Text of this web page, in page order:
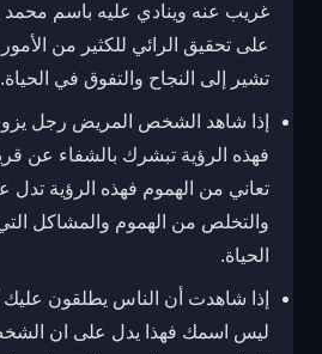
غريب عنه وينادي عليه باسم محمد
على تحقيق الرائي للكثير من
تشير إلى النجاح والتفوق في الحياة.
إذا شاهد الشخص المريض رجل
فهذه الرؤية تبشرك بالشفاء عن
تعاني من الهموم فهذه الرؤية تدل
والتخلص من الهموم والمشاكل
الحياة.
إذا شاهدت أن الناس يطلقون
ليس اسمك فهذا يدل على ان